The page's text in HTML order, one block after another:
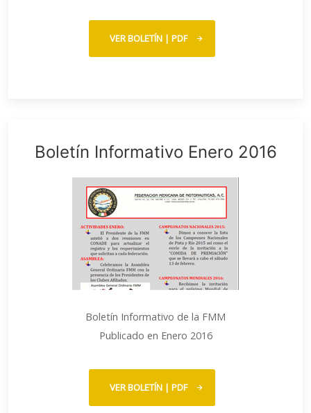
VER BOLETÍN | PDF
Boletín Informativo Enero 2016
Boletín Informativo de la FMM
Publicado en Enero 2016
VER BOLETÍN | PDF